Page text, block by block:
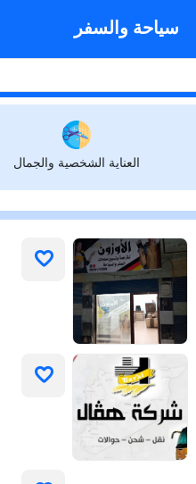
سياحة والسفر
العناية الشخصية والجمال